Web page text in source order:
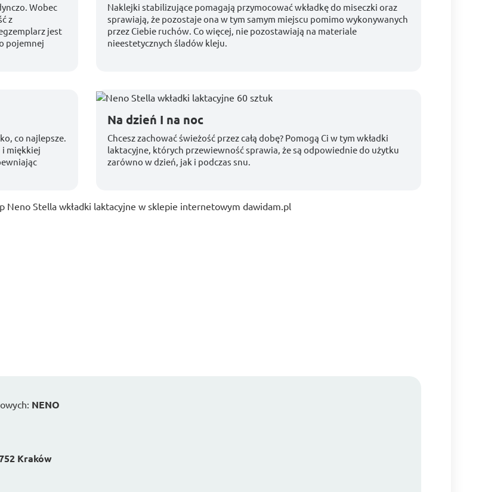
Wobec
z
jest
pojemnej
Naklejki stabilizujące pomagają przymocować wkładkę do miseczki oraz
sprawiają, że pozostaje ona w tym samym miejscu pomimo wykonywanych
przez Ciebie ruchów. Co więcej, nie pozostawiają na materiale
nieestetycznych śladów kleju.
co najlepsze.
i miękkiej
Na dzień I na noc
Chcesz zachować świeżość przez całą dobę? Pomogą Ci w tym wkładki
laktacyjne, których przewiewność sprawia, że są odpowiednie do użytku
zarówno w dzień, jak i podczas snu.
Neno Stella wkładki laktacyjne w sklepie internetowym dawidam.pl
NENO
Kraków